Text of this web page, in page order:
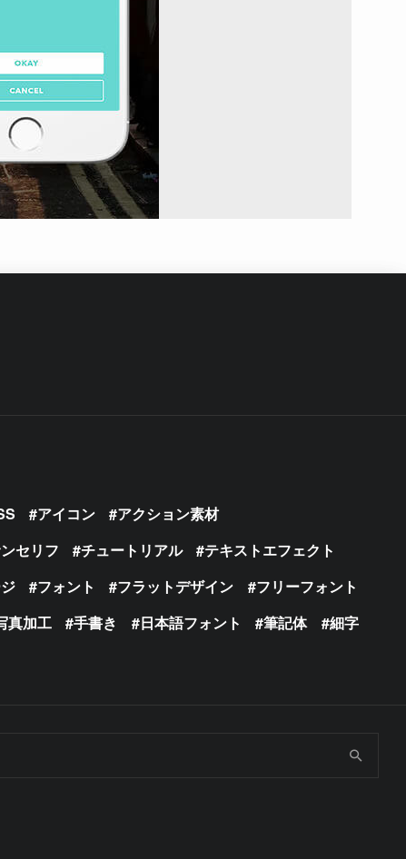
アイコン
アクション素材
セリフ チュートリアル
テキストエフェクト
フォント フラットデザイン
フリーフォント
真加工 手書き 日本語フォント 筆記体
細字